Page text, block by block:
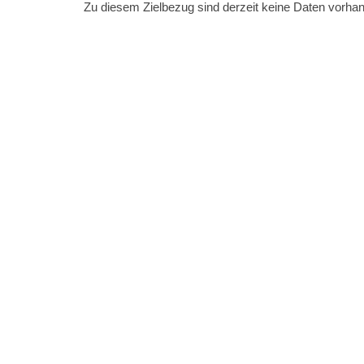
Zu diesem Zielbezug sind derzeit keine Daten